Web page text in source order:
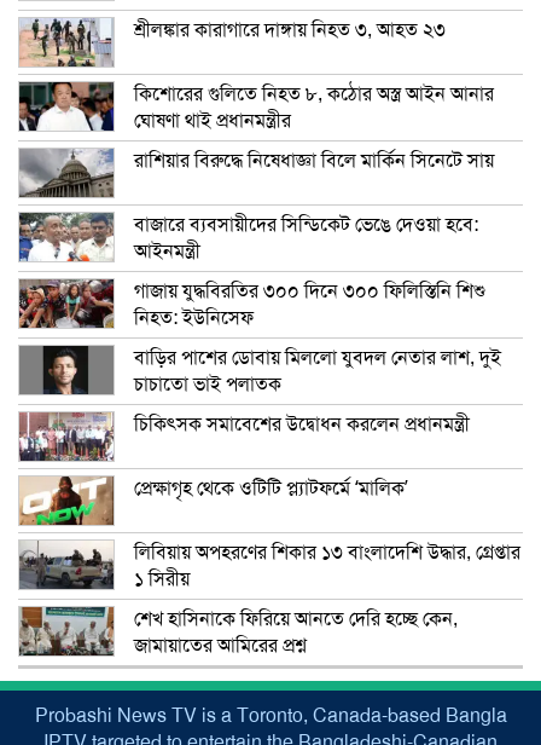
শ্রীলঙ্কার কারাগারে দাঙ্গায় নিহত ৩, আহত ২৩
কিশোরের গুলিতে নিহত ৮, কঠোর অস্ত্র আইন আনার
ঘোষণা থাই প্রধানমন্ত্রীর
রাশিয়ার বিরুদ্ধে নিষেধাজ্ঞা বিলে মার্কিন সিনেটে সায়
বাজারে ব্যবসায়ীদের সিন্ডিকেট ভেঙে দেওয়া হবে:
আইনমন্ত্রী
গাজায় যুদ্ধবিরতির ৩০০ দিনে ৩০০ ফিলিস্তিনি শিশু
নিহত: ইউনিসেফ
বাড়ির পাশের ডোবায় মিললো যুবদল নেতার লাশ, দুই
চাচাতো ভাই পলাতক
চিকিৎসক সমাবেশের উদ্বোধন করলেন প্রধানমন্ত্রী
প্রেক্ষাগৃহ থেকে ওটিটি প্ল্যাটফর্মে ‘মালিক’
লিবিয়ায় অপহরণের শিকার ১৩ বাংলাদেশি উদ্ধার, গ্রেপ্তার
১ সিরীয়
শেখ হাসিনাকে ফিরিয়ে আনতে দেরি হচ্ছে কেন,
জামায়াতের আমিরের প্রশ্ন
Probashi News TV is a Toronto, Canada-based Bangla